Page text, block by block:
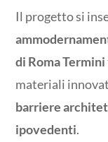
Il progetto si
di Roma Termini
materiali
barriere
ipovedenti.